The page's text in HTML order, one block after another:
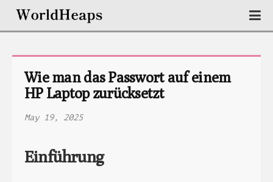
Wie man das Passwort auf einem
HP Laptop zurücksetzt
May 19, 2025
Einführung